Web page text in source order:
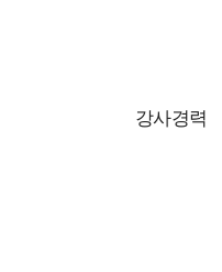
강사경력